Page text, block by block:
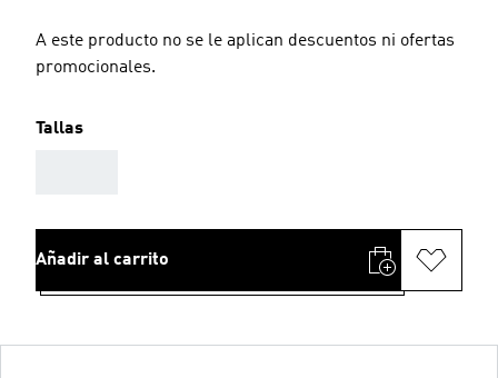
A este producto no se le aplican descuentos ni ofertas
promocionales.
Tallas
Añadir al carrito